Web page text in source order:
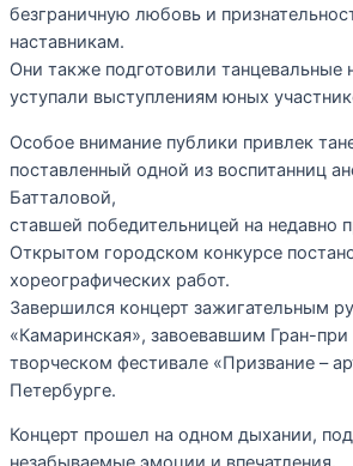
безграничную любовь и
наставникам.
Они также подготовили танцевальные
уступали выступлениям юных
Особое внимание публики привлек
поставленный одной из воспитанниц
Батталовой,
ставшей победительницей на недавно
Открытом городском конкурсе
хореографических работ.
Завершился концерт зажигательным
«Камаринская», завоевавшим Гран-
творческом фестивале «Призвание –
Петербурге.
Концерт прошел на одном дыхании,